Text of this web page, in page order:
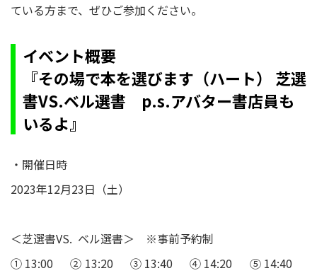
ている方まで、ぜひご参加ください。
イベント概要
『その場で本を選びます（ハート） 芝選
書VS.ベル選書 p.s.アバター書店員も
いるよ』
・開催日時
2023年12月23日（土）
＜芝選書VS. ベル選書＞ ※事前予約制
①13:00 ②13:20 ③13:40 ④14:20 ⑤14:40